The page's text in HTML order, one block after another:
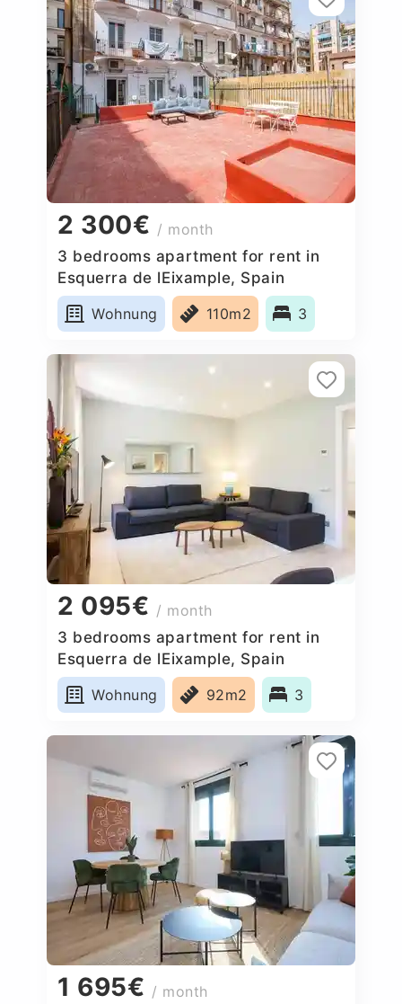
2 300€ / month
3 bedrooms apartment for rent in
Esquerra de lEixample, Spain
Wohnung
110m2 3
2 095€ / month
3 bedrooms apartment for rent in
Esquerra de lEixample, Spain
Wohnung
92m2 3
1 695€ / month